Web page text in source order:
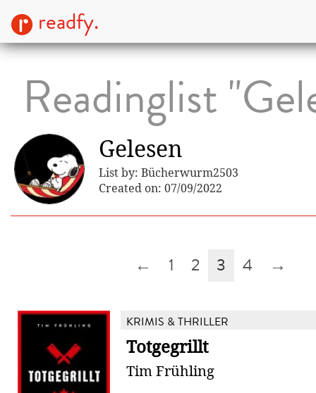
readfy.
Readinglist
Gelesen
List by: Bücherwurm2503
Created on: 07/09/2022
← 1 2 3 4 →
KRIMIS & THRILLER
Totgegrillt
Tim Frühling